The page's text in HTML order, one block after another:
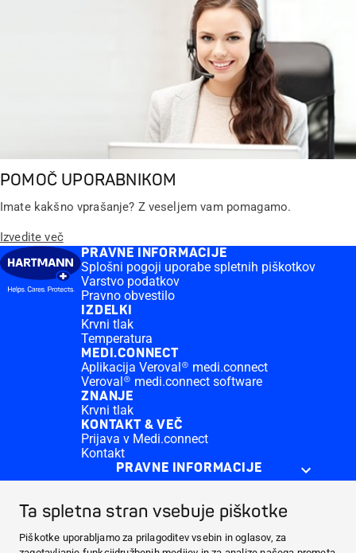
Ta spletna stran vsebuje piškotke
Piškotke uporabljamo za prilagoditev vsebin in oglasov, za
POMOČ UPORABNIKOM
Imate kakšno vprašanje? Z veseljem vam pomagamo.
Izvedite več
PRAVNE INFORMACIJE
Splošni pogoji uporabe spletnih piškotkov
Varstvo podatkov
Pravno obvestilo
IZDELKI
Krvni tlak
Temperatura
MEDI.CONNECT
Aplikacija Veroval® medi.connect
Veroval® medi.connect software
ZNANJE
Krvni tlak
KONTAKT & VEČ
Prijava v Medi.connect
Kontakt
PRAVNE INFORMACIJE
MEDI.CONNECT
ZNANJE